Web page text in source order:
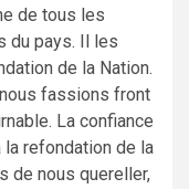
de tous les
du pays. Il les
de la Nation.
fassions front
La confiance
refondation de la
de nous quereller,